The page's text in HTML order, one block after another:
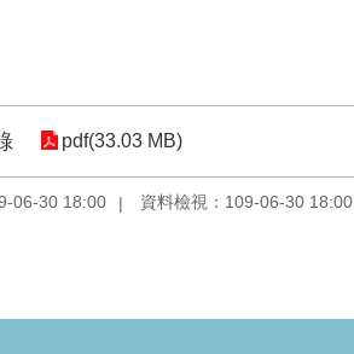
pdf(33.03 MB)
06-30 18:00 資料檢視：109-06-30 18:00